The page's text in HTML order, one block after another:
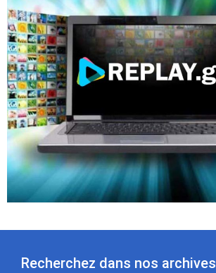
Recherchez dans nos archives